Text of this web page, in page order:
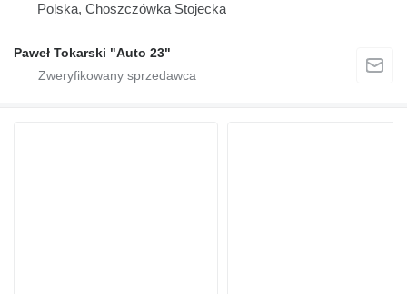
Polska, Choszczówka Stojecka
Paweł Tokarski "Auto 23"